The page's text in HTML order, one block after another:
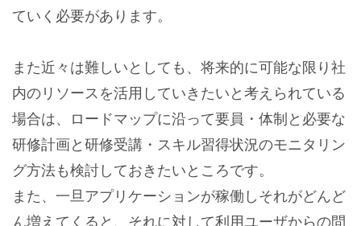
ていく必要があります。
また近々は難しいとしても、将来的に可能な限り社
内のリソースを活用していきたいと考えられている
場合は、ロードマップに沿って要員・体制と必要な
研修計画と研修受講・スキル習得状況のモニタリン
グ方法も検討しておきたいところです。
また、一旦アプリケーションが稼働しそれがどんど
ん増えてくると、それに対して利用ユーザからの問